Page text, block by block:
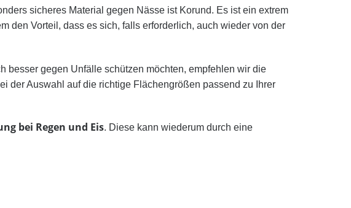
sicheres Material gegen Nässe ist Korund. Es ist ein extrem
den Vorteil, dass es sich, falls erforderlich, auch wieder von der
besser gegen Unfälle schützen möchten, empfehlen wir die
der Auswahl auf die richtige Flächengrößen passend zu Ihrer
bei Regen und Eis. Diese kann wiederum durch eine